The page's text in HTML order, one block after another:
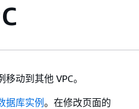
动到其他 VPC。
据库实例 。在修改页面的